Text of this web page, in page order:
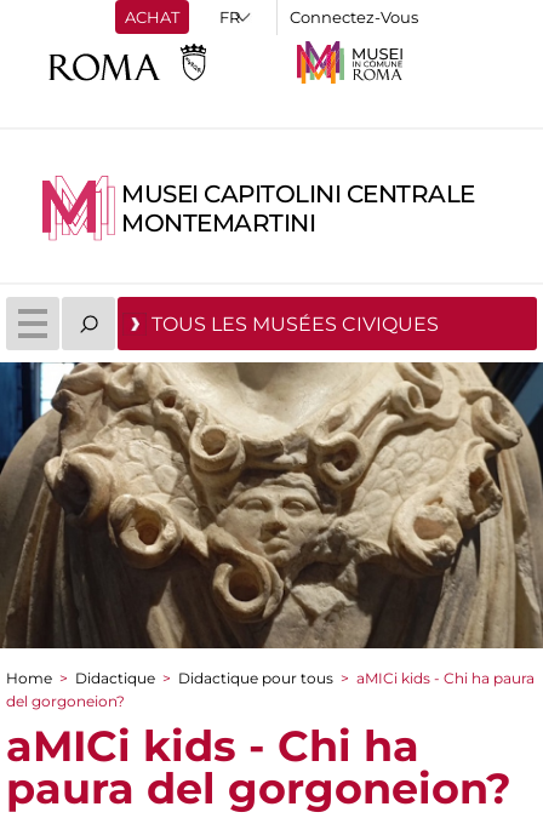
ACHAT Connectez-Vous
MUSEI CAPITOLINI CENTRALE
MONTEMARTINI
TOUS LES MUSÉES CIVIQUES
You are here
Home > Didactique > Didactique pour tous > aMICi kids - Chi ha paura
del gorgoneion?
aMICi kids - Chi ha
paura del gorgoneion?